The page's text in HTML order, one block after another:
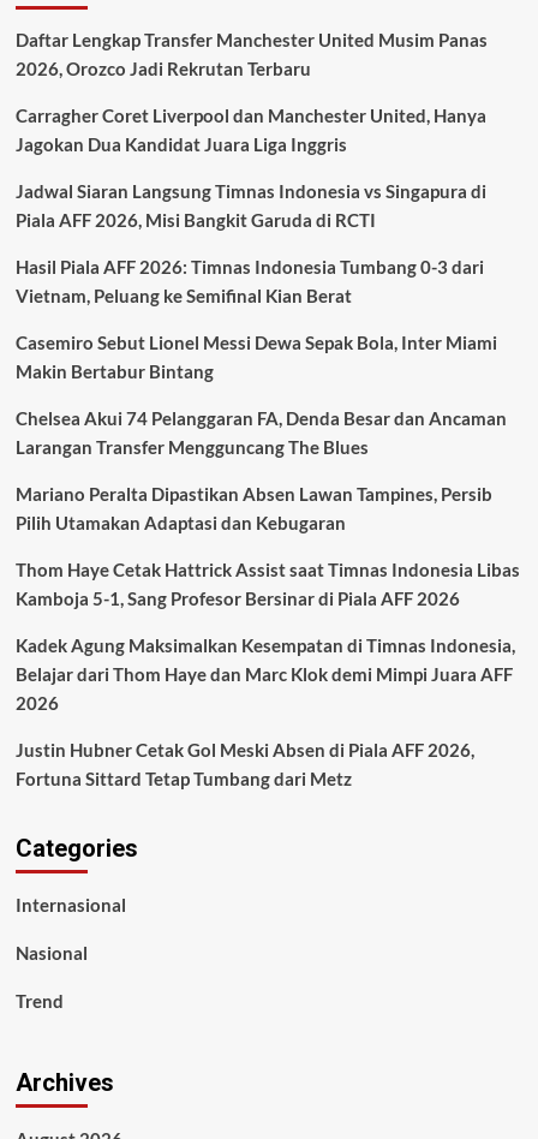
vs
Jepang,
Baik
untuk
Jelang
Perdana
Dunia
2026
Daftar Lengkap Transfer Manchester United Musim Panas
2026, Orozco Jadi Rekrutan Terbaru
Carragher Coret Liverpool dan Manchester United, Hanya
Jagokan Dua Kandidat Juara Liga Inggris
Jadwal Siaran Langsung Timnas Indonesia vs Singapura di
Piala AFF 2026, Misi Bangkit Garuda di RCTI
Hasil Piala AFF 2026: Timnas Indonesia Tumbang 0-3 dari
Vietnam, Peluang ke Semifinal Kian Berat
Casemiro Sebut Lionel Messi Dewa Sepak Bola, Inter Miami
Makin Bertabur Bintang
Chelsea Akui 74 Pelanggaran FA, Denda Besar dan Ancaman
Larangan Transfer Mengguncang The Blues
Mariano Peralta Dipastikan Absen Lawan Tampines, Persib
Pilih Utamakan Adaptasi dan Kebugaran
Thom Haye Cetak Hattrick Assist saat Timnas Indonesia Libas
Kamboja 5-1, Sang Profesor Bersinar di Piala AFF 2026
Kadek Agung Maksimalkan Kesempatan di Timnas Indonesia,
Belajar dari Thom Haye dan Marc Klok demi Mimpi Juara AFF
2026
Justin Hubner Cetak Gol Meski Absen di Piala AFF 2026,
Fortuna Sittard Tetap Tumbang dari Metz
Categories
Internasional
Nasional
Trend
Archives